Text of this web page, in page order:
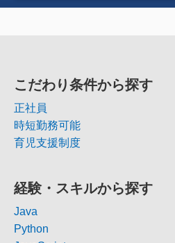
こだわり条件から探す
正社員
時短勤務可能
育児支援制度
経験・スキルから探す
Java
Python